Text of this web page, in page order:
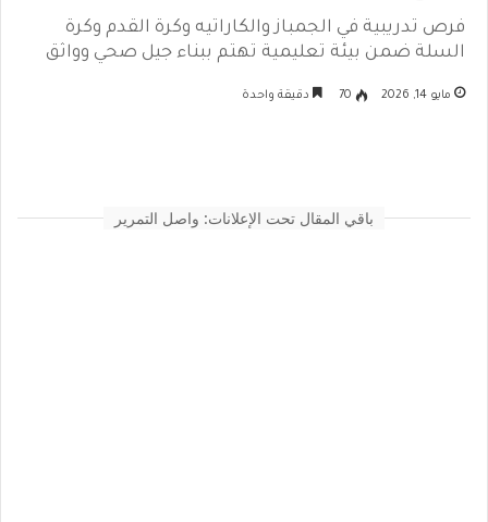
فرص تدريبية في الجمباز والكاراتيه وكرة القدم وكرة
السلة ضمن بيئة تعليمية تهتم ببناء جيل صحي وواثق
مايو 14, 2026 70 دقيقة واحدة
باقي المقال تحت الإعلانات: واصل التمرير